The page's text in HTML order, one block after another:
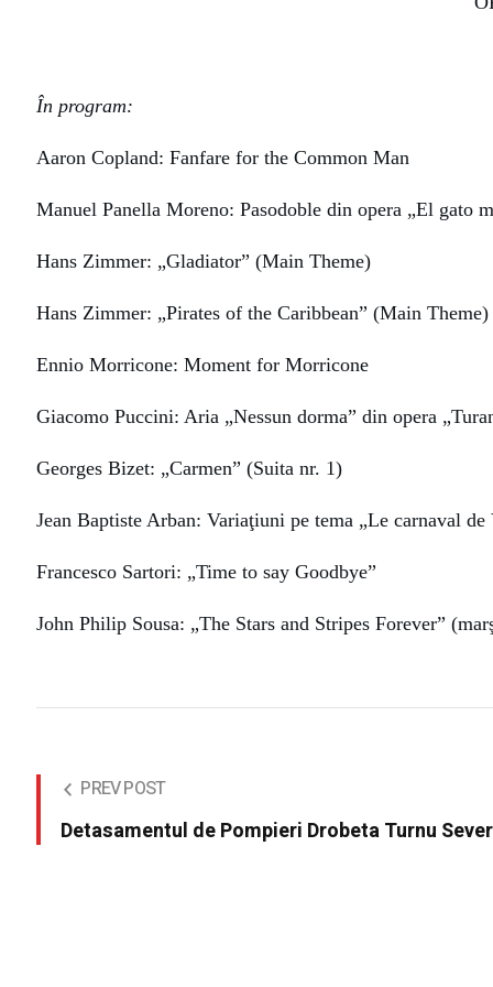
În program:
Aaron Copland: Fanfare for the Common Man
Manuel Panella Moreno:Pasodoble din opera „El gato
Hans Zimmer: „Gladiator” (Main Theme)
Hans Zimmer: „Pirates of the Caribbean” (Main Theme)
Ennio Morricone:Moment for Morricone
Giacomo Puccini: Aria „Nessun dorma” din opera
Georges Bizet: „Carmen” (Suita nr. 1)
Jean Baptiste Arban:Variaţiuni pe tema „Le carnaval
Francesco Sartori: „Time to say Goodbye”
John Philip Sousa: „The Stars and Stripes Forever”
PREV POST
Detasamentul de Pompieri Drobeta Turnu